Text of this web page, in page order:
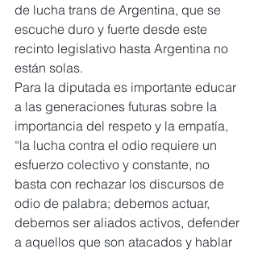
de lucha trans de Argentina, que se
escuche duro y fuerte desde este
recinto legislativo hasta Argentina no
están solas.
Para la diputada es importante educar
a las generaciones futuras sobre la
importancia del respeto y la empatía,
“la lucha contra el odio requiere un
esfuerzo colectivo y constante, no
basta con rechazar los discursos de
odio de palabra; debemos actuar,
debemos ser aliados activos, defender
a aquellos que son atacados y hablar